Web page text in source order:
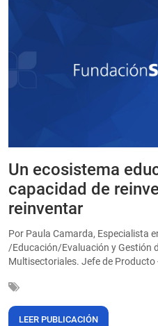
Un ecosistema
capacidad de
reinventar
Por Paula Camarda, Especialista
/Educación/Evaluación y Gestión
Multisectoriales. Jefe de Producto
LEER PUBLICACIÓN